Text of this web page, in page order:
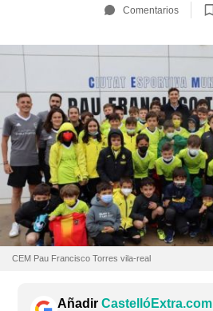
Comentarios
CEM Pau Francisco Torres vila-real
Añadir CastellóExtra.com